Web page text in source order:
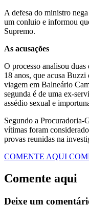
A defesa do ministro
um conluio e informou
Supremo.
As acusações
O processo analisou
18 anos, que acusa
viagem em Balneário
segunda é de uma ex-
assédio sexual e
Segundo a Procuradoria-
vítimas foram
provas reunidas na
COMENTE AQUI
Comente aqui
Deixe um